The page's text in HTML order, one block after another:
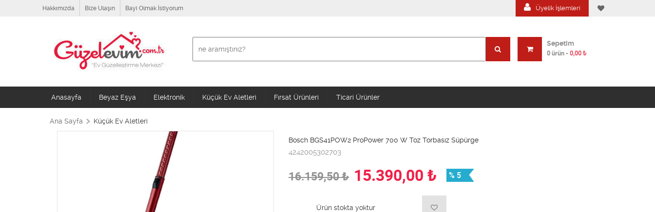
Hakkımızda Bize Ulaşın Bayi Olmak İstiyorum Üyelik İşlemleri
Sepetim
0 ürün - 0,00 ₺
Anasayfa Beyaz Eşya Elektronik Küçük Ev Aletleri Fırsat Ürünleri Ticari Ürünler
Ana Sayfa Küçük Ev Aletleri
Bosch BGS41POW2 ProPower 700 W Toz Torbasız Süpürge
4242005302703
16.159,50₺ 15.390,00 ₺ % 5
Ürün stokta yoktur